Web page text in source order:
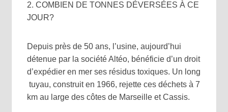
2. COMBIEN DE TONNES DÉVERSÉES À CE
JOUR?
Depuis près de 50 ans, l’usine, aujourd’hui
détenue par la société Altéo, bénéficie d’un droit
d’expédier en mer ses résidus toxiques. Un long
tuyau, construit en 1966, rejette ces déchets à 7
km au large des côtes de Marseille et Cassis.